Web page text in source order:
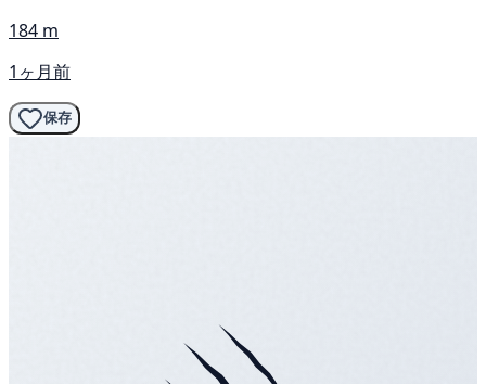
184 m
1ヶ月前
保存